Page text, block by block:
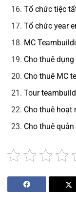
Tổ chức tiệc
Tổ chức year
MC
Cho thuê
Cho thuê MC
Tour
Cho thuê hoạt
Cho thuê quản